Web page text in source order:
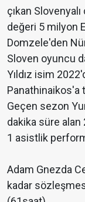
çıkan
değeri 5 milyon
Domzele'den
Sloven oyuncu
Yıldız isim
Panathinaikos'a
Geçen sezon
dakika süre alan
1 asistlik
Adam Gnezda
kadar